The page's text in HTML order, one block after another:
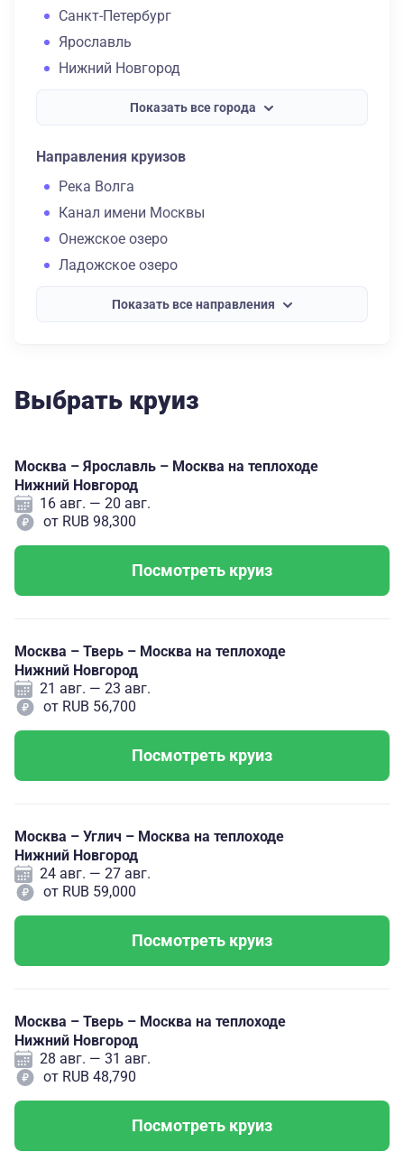
Санкт-Петербург
Ярославль
Нижний Новгород
Показать все города
Направления круизов
Река Волга
Канал имени Москвы
Онежское озеро
Ладожское озеро
Показать все направления
Выбрать круиз
Москва – Ярославль – Москва на теплоходе
Нижний Новгород
16 авг. — 20 авг.
от RUB 98,300
Посмотреть круиз
Москва – Тверь – Москва на теплоходе
Нижний Новгород
21 авг. — 23 авг.
от RUB 56,700
Посмотреть круиз
Москва – Углич – Москва на теплоходе
Нижний Новгород
24 авг. — 27 авг.
от RUB 59,000
Посмотреть круиз
Москва – Тверь – Москва на теплоходе
Нижний Новгород
28 авг. — 31 авг.
от RUB 48,790
Посмотреть круиз